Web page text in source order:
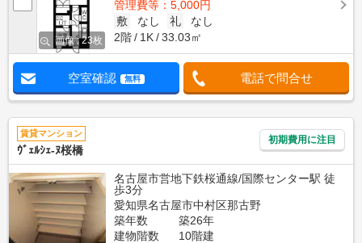
画像 : 23枚
管理費等：5,000円
敷
なし 礼
なし
2階
1K 33.03㎡
空室確認 無料 電話で問合せ
賃貸マンション
ｳﾞｪﾙｼｪ-ﾇ桜橋
初期費用に注目
名古屋市営地下鉄桜通線/国際センター駅 徒
歩3分
愛知県名古屋市中村区那古野
築年数
築26年
建物階数
10階建